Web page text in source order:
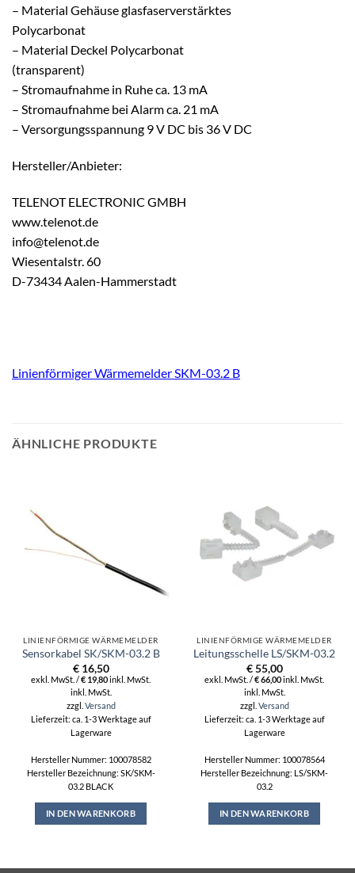
– Material Gehäuse glasfaserverstärktes
Polycarbonat
– Material Deckel Polycarbonat
(transparent)
– Stromaufnahme in Ruhe ca. 13 mA
– Stromaufnahme bei Alarm ca. 21 mA
– Versorgungsspannung 9 V DC bis 36 V DC
Hersteller/Anbieter:
TELENOT ELECTRONIC GMBH
www.telenot.de
info@telenot.de
Wiesentalstr. 60
D-73434 Aalen-Hammerstadt
Linienförmiger Wärmemelder SKM-03.2 B
ÄHNLICHE PRODUKTE
LINIENFÖRMIGE WÄRMEMELDER
Sensorkabel SK/SKM-03.2 B
€16,50
exkl. MwSt. /€ 19,80inkl. MwSt.
inkl. MwSt.
zzgl. Versand
Lieferzeit: ca. 1-3 Werktage auf
Lagerware
Hersteller Nummer: 100078582
Hersteller Bezeichnung: SK/SKM-
03.2 BLACK
IN DEN WARENKORB
LINIENFÖRMIGE WÄRMEMELDER
Leitungsschelle LS/SKM-03.2
€55,00
exkl. MwSt. /€66,00inkl. MwSt.
inkl. MwSt.
zzgl. Versand
Lieferzeit: ca. 1-3 Werktage auf
Lagerware
Hersteller Nummer: 100078564
Hersteller Bezeichnung: LS/SKM-
03.2
IN DEN WARENKORB